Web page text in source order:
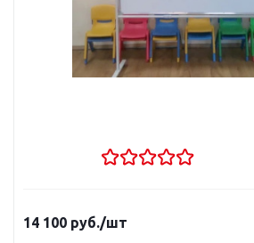
14 100 руб./шт